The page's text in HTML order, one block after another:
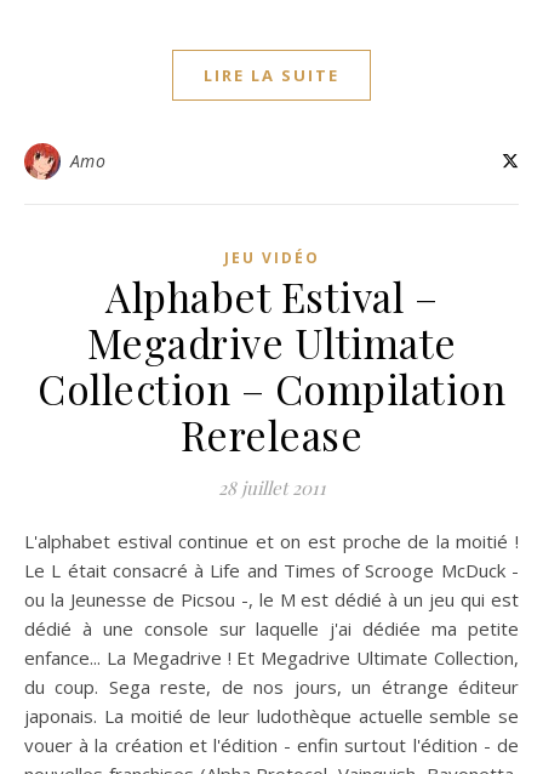
LIRE LA SUITE
Amo
JEU VIDÉO
Alphabet Estival –
Megadrive Ultimate
Collection – Compilation
Rerelease
28 juillet 2011
L'alphabet estival continue et on est proche de la moitié !
Le L était consacré à Life and Times of Scrooge McDuck -
ou la Jeunesse de Picsou -, le M est dédié à un jeu qui est
dédié à une console sur laquelle j'ai dédiée ma petite
enfance... La Megadrive ! Et Megadrive Ultimate Collection,
du coup. Sega reste, de nos jours, un étrange éditeur
japonais. La moitié de leur ludothèque actuelle semble se
vouer à la création et l'édition - enfin surtout l'édition - de